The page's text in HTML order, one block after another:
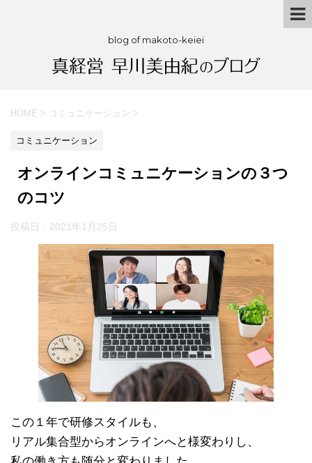
blog of makoto-keiei
HOME > コミュニケーション >
コミュニケーション
オンラインコミュニケーションの３つ
のコツ
投稿日： 2021年1月25日
この１年で研修スタイルも、
リアル集合型からオンラインへと様変わりし、